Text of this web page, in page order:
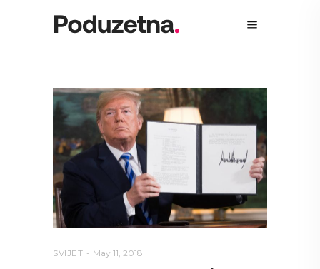
SVIJET May 11, 2018